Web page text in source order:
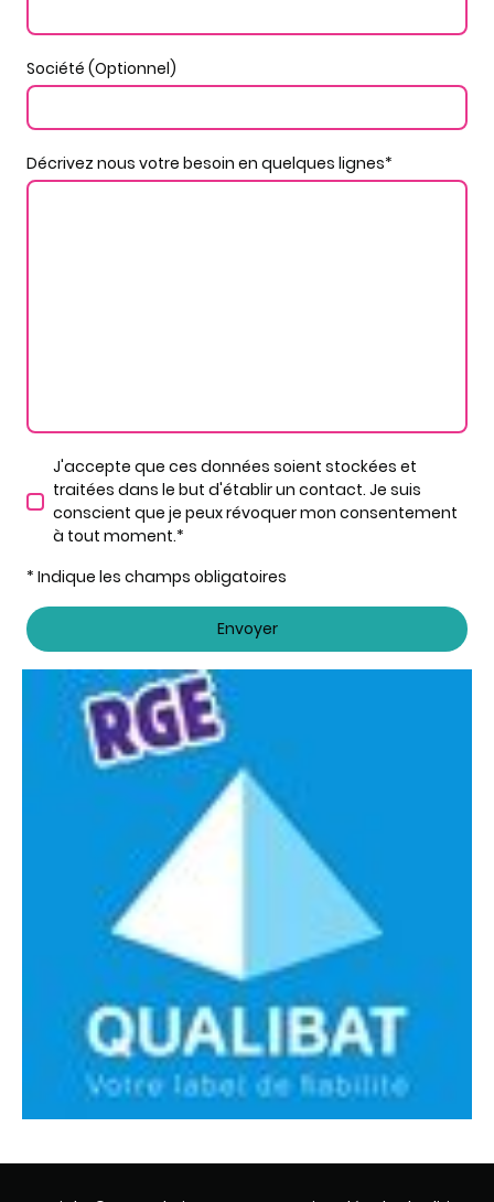
Société (Optionnel)
Décrivez nous votre besoin en quelques lignes*
J'accepte que ces données soient stockées et
traitées dans le but d'établir un contact. Je suis
conscient que je peux révoquer mon consentement
à tout moment.*
* Indique les champs obligatoires
Envoyer